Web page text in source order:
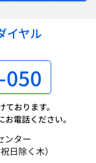
イヤル
おります。
電話ください。
ンター
日除く木）